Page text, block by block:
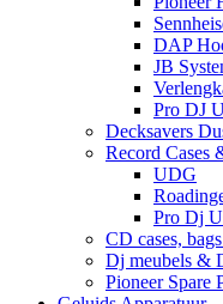
DAP
JB
Pro DJ
Decksavers
Record Cases
UDG
Pro Dj
CD cases,
Dj meubels &
Pioneer Spare